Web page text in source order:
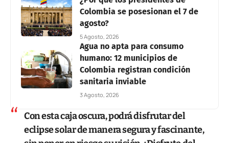
Colombia se posesionan el 7 de
agosto?
5 Agosto, 2026
Agua no apta para consumo
humano: 12 municipios de
Colombia registran condición
sanitaria inviable
3 Agosto, 2026
Con esta caja oscura, podrá disfrutar del
eclipse solar de manera segura y fascinante,